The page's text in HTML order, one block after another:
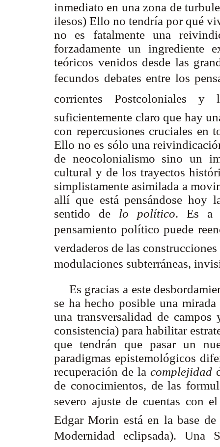
inmediato en una zona de
ilesos) Ello no tendría por qué
no es fatalmente una
forzadamente un ingrediente
teóricos venidos desde las
fecundos debates entre los
corrientes Postcoloniales
suficientemente claro que hay
con repercusiones cruciales en
Ello no es sólo una
de neocolonialismo sino un
cultural y de los trayectos
simplistamente asimilada a
allí que está pensándose hoy
sentido de lo político. Es a
pensamiento político puede
verdaderos de las
modulaciones subterráneas,
Es gracias a este
se ha hecho posible una mirada
una transversalidad de
consistencia) para habilitar
que tendrán que pasar un
paradigmas epistemológicos
recuperación de la complejidad
de conocimientos, de las
severo ajuste de cuentas con
Edgar Morin está en la base
Modernidad eclipsada). Una